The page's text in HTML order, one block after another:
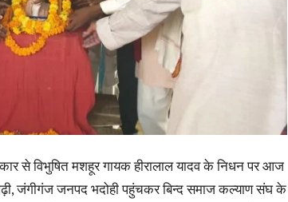
News
in
से विभुषित मशहूर गायक हीरालाल यादव के निधन पर आज
जंगीगंज जनपद भदोही पहुंचकर बिन्द समाज कल्याण संघ के